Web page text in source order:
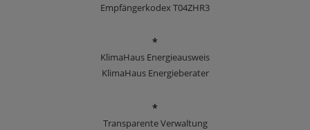
Empfängerkodex T04ZHR3
*
KlimaHaus Energieausweis
KlimaHaus Energieberater
*
Transparente Verwaltung